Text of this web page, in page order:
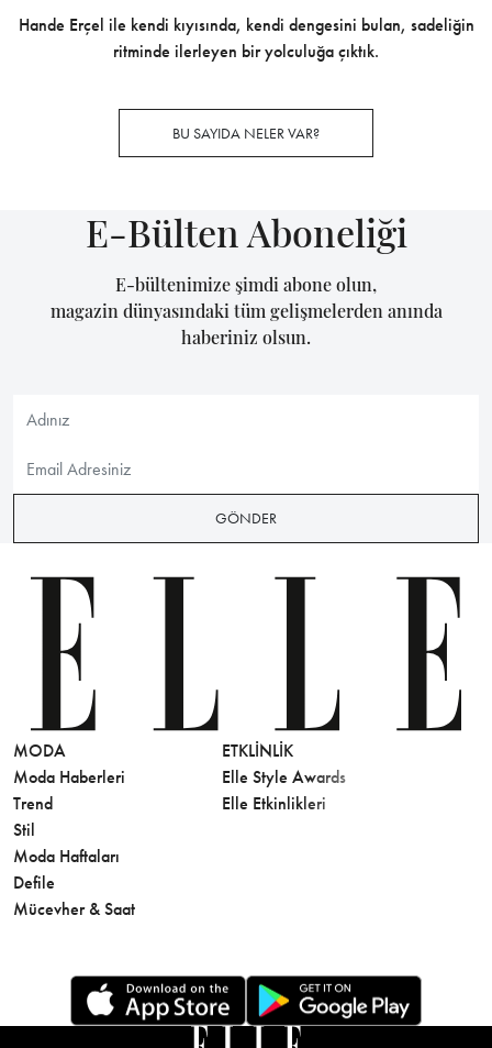
Hande Erçel ile kendi kıyısında, kendi dengesini bulan, sadeliğin
ritminde ilerleyen bir yolculuğa çıktık.
BU SAYIDA NELER VAR?
E-Bülten Aboneliği
E-bültenimize şimdi abone olun,
magazin dünyasındaki tüm gelişmelerden anında
haberiniz olsun.
GÖNDER
MODA
Moda Haberleri
Trend
Stil
Moda Haftaları
Defile
Mücevher & Saat
ETKLINLIK
Elle Style Awards
Elle Etkinlikleri